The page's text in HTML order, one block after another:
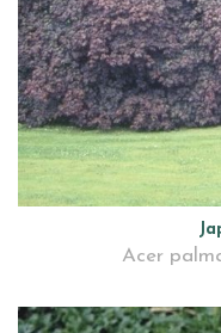
Acer